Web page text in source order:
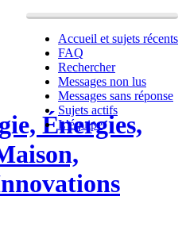
Accueil et sujets récents
FAQ
Rechercher
Messages non lus
Messages sans réponse
Sujets actifs
L’équipe
Énergies,